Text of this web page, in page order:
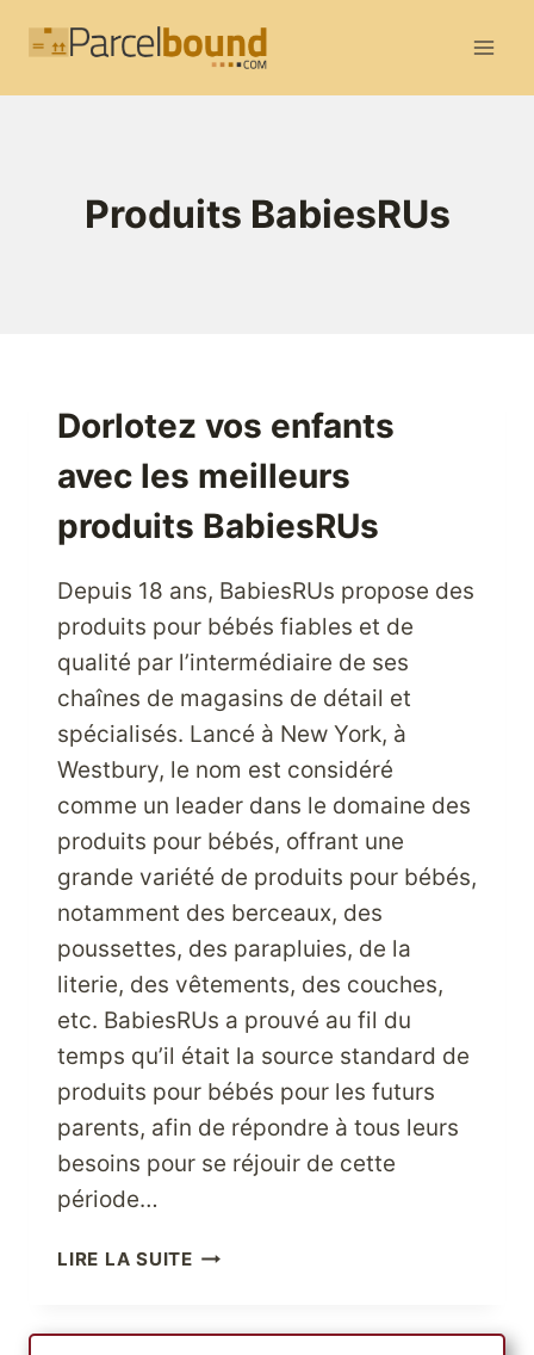
Produits BabiesRUs
Dorlotez vos enfants
avec les meilleurs
produits BabiesRUs
Depuis 18 ans, BabiesRUs propose des
produits pour bébés fiables et de
qualité par l’intermédiaire de ses
chaînes de magasins de détail et
spécialisés. Lancé à New York, à
Westbury, le nom est considéré
comme un leader dans le domaine des
produits pour bébés, offrant une
grande variété de produits pour bébés,
notamment des berceaux, des
poussettes, des parapluies, de la
literie, des vêtements, des couches,
etc. BabiesRUs a prouvé au fil du
temps qu’il était la source standard de
produits pour bébés pour les futurs
parents, afin de répondre à tous leurs
besoins pour se réjouir de cette
période…
LIRE LA SUITEDORLOTEZ
AVEC